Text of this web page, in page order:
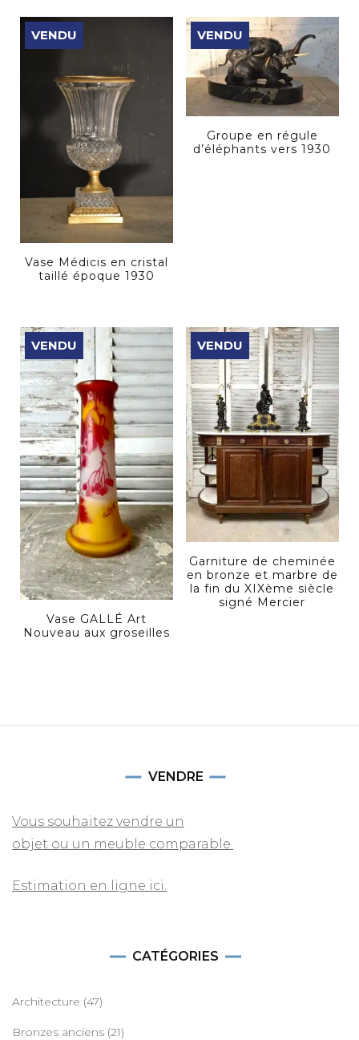
VENDU
Vase Médicis en cristal
taillé époque 1930
VENDU
Groupe en régule
d’éléphants vers 1930
VENDU
Vase GALLÉ Art
Nouveau aux groseilles
VENDU
Garniture de cheminée
en bronze et marbre de
la fin du XIXème siècle
signé Mercier
VENDRE
Vous souhaitez vendre un
objet ou un meuble comparable.
Estimation en ligne ici.
CATÉGORIES
Architecture (47)
Bronzes anciens (21)